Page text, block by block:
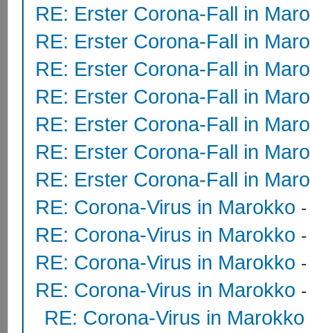
RE: Erster Corona-Fall in
RE: Erster Corona-Fall in
RE: Erster Corona-Fall in
RE: Erster Corona-Fall in
RE: Erster Corona-Fall in
RE: Erster Corona-Fall in
RE: Erster Corona-Fall in
RE: Corona-Virus in Marokko
RE: Corona-Virus in Marokko
RE: Corona-Virus in Marokko
RE: Corona-Virus in Marokko
RE: Corona-Virus in Marokko